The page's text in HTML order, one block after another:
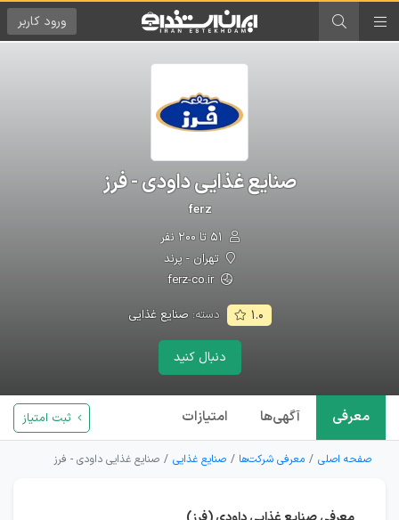
ورود کاربر
صنایع غذایی داودی - فرز
ferz
تهران - پرند
ferz-co.ir
۱.۰ دسته:صنایع غذایی
دنبال کنید
معرفی آگهی‌ها امتیازات ثبت امتیاز
صفحه اصلی معرفی شرکت‌ها صنایع غذایی صنایع غذایی داودی - فرز